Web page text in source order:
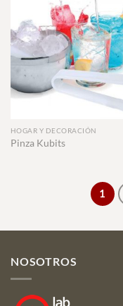
HOGAR Y DECORACIÓN
Pinza Kubits
1
NOSOTROS